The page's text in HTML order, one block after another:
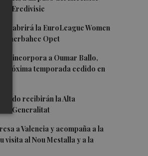
la Eredivisie
abrirá la EuroLeague Women
Fenerbahce Opet
incorpora a Oumar Ballo,
próxima temporada cedido en
recibirán la Alta
la Generalitat
a Valencia y acompaña a la
visita al Nou Mestalla y a la